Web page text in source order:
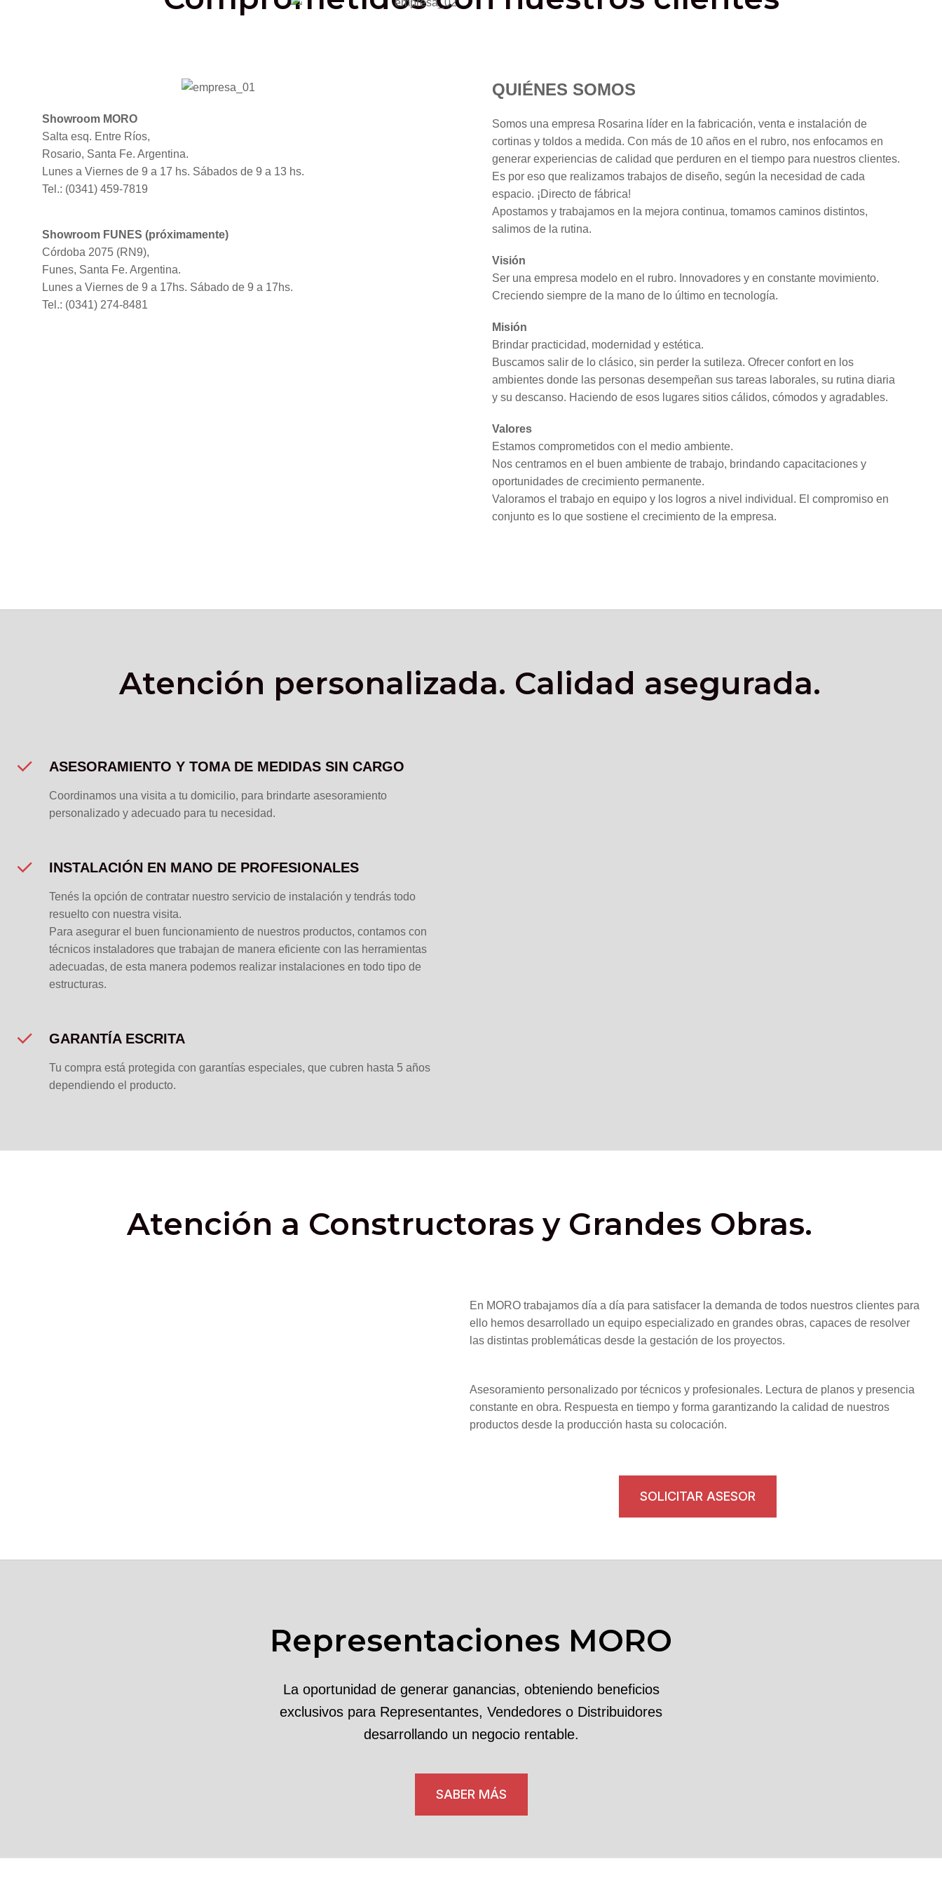
Showroom MORO
Salta esq. Entre Ríos,
Rosario, Santa Fe. Argentina.
Lunes a Viernes de 9 a 17 hs. Sábados de 9 a 13 hs.
Tel.: (0341) 459-7819
Showroom FUNES (próximamente)
Córdoba 2075 (RN9),
Funes, Santa Fe. Argentina.
Lunes a Viernes de 9 a 17hs. Sábado de 9 a 17hs.
Tel.: (0341) 274-8481
QUIÉNES SOMOS
Somos una empresa Rosarina líder en la fabricación, venta e instalación de
cortinas y toldos a medida. Con más de 10 años en el rubro, nos enfocamos en
generar experiencias de calidad que perduren en el tiempo para nuestros clientes.
Es por eso que realizamos trabajos de diseño, según la necesidad de cada
espacio. ¡Directo de fábrica!
Apostamos y trabajamos en la mejora continua, tomamos caminos distintos,
salimos de la rutina.
Visión
Ser una empresa modelo en el rubro. Innovadores y en constante movimiento.
Creciendo siempre de la mano de lo último en tecnología.
Misión
Brindar practicidad, modernidad y estética.
Buscamos salir de lo clásico, sin perder la sutileza. Ofrecer confort en los
ambientes donde las personas desempeñan sus tareas laborales, su rutina diaria
y su descanso. Haciendo de esos lugares sitios cálidos, cómodos y agradables.
Valores
Estamos comprometidos con el medio ambiente.
Nos centramos en el buen ambiente de trabajo, brindando capacitaciones y
oportunidades de crecimiento permanente.
Valoramos el trabajo en equipo y los logros a nivel individual. El compromiso en
conjunto es lo que sostiene el crecimiento de la empresa.
Atención personalizada. Calidad asegurada.
ASESORAMIENTO Y TOMA DE MEDIDAS SIN CARGO
Coordinamos una visita a tu domicilio, para brindarte asesoramiento
personalizado y adecuado para tu necesidad.
INSTALACIÓN EN MANO DE PROFESIONALES
Tenés la opción de contratar nuestro servicio de instalación y tendrás todo
resuelto con nuestra visita.
Para asegurar el buen funcionamiento de nuestros productos, contamos con
técnicos instaladores que trabajan de manera eficiente con las herramientas
adecuadas, de esta manera podemos realizar instalaciones en todo tipo de
estructuras.
GARANTÍA ESCRITA
Tu compra está protegida con garantías especiales, que cubren hasta 5 años
dependiendo el producto.
Atención a Constructoras y Grandes Obras.
En MORO trabajamos día a día para satisfacer la demanda de todos nuestros clientes para
ello hemos desarrollado un equipo especializado en grandes obras, capaces de resolver
las distintas problemáticas desde la gestación de los proyectos.
Asesoramiento personalizado por técnicos y profesionales. Lectura de planos y presencia
constante en obra. Respuesta en tiempo y forma garantizando la calidad de nuestros
productos desde la producción hasta su colocación.
SOLICITAR ASESOR
Representaciones MORO
La oportunidad de generar ganancias, obteniendo beneficios
exclusivos para Representantes, Vendedores o Distribuidores
desarrollando un negocio rentable.
SABER MÁS